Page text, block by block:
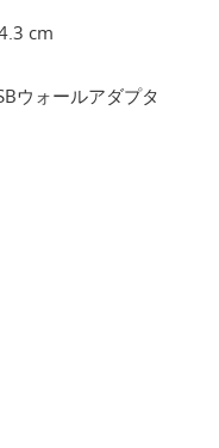
cm
ウォールアダプタ